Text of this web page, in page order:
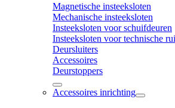
Magnetische insteeksloten
Mechanische insteeksloten
Insteeksloten voor schuifdeuren
Insteeksloten voor technische
Deursluiters
Accessoires
Deurstoppers
Accessoires inrichting